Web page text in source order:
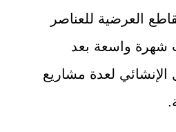
العرضية للعناصر
شهرة واسعة بعد
الإنشائي لعدة مشاريع